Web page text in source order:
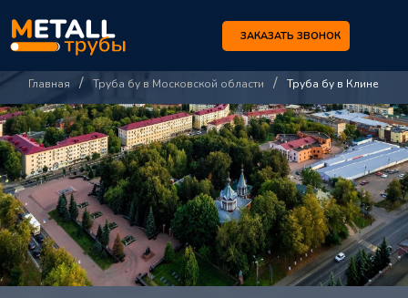
ЗАКАЗАТЬ ЗВОНОК
Главная / Труба бу в Московской области / Труба бу в Клине